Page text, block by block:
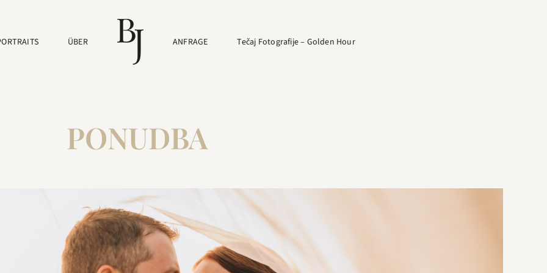
ÜBER ANFRAGE Tečaj Fotografije – Golden Hour
PONUDBA